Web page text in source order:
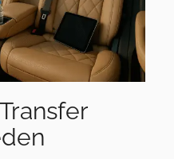
Transfer